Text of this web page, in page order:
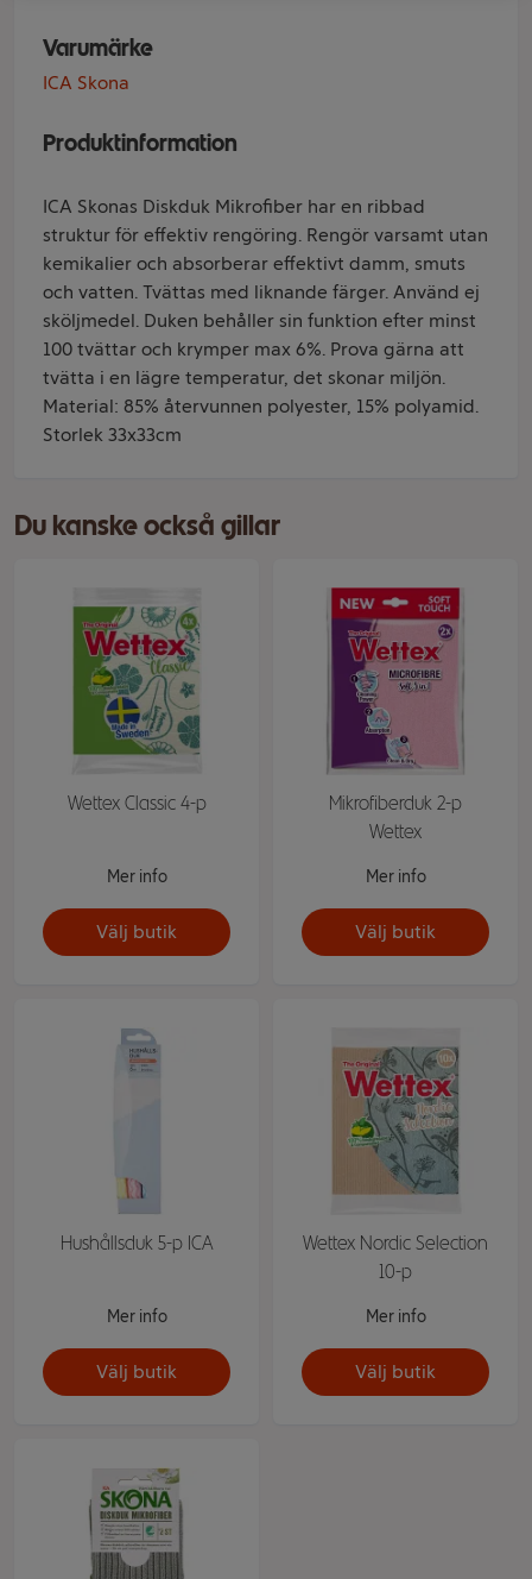
Varumärke
ICA Skona
Produktinformation
ICA Skonas Diskduk Mikrofiber har en ribbad
struktur för effektiv rengöring. Rengör varsamt utan
kemikalier och absorberar effektivt damm, smuts
och vatten. Tvättas med liknande färger. Använd ej
sköljmedel. Duken behåller sin funktion efter minst
100 tvättar och krymper max 6%. Prova gärna att
tvätta i en lägre temperatur, det skonar miljön.
Material: 85% återvunnen polyester, 15% polyamid.
Storlek 33x33cm
Du kanske också gillar
Wettex Classic 4-p
Mer info
Välj butik
Mikrofiberduk 2-p
Wettex
Mer info
Välj butik
Hushållsduk 5-p ICA
Mer info
Välj butik
Wettex Nordic Selection
10-p
Mer info
Välj butik